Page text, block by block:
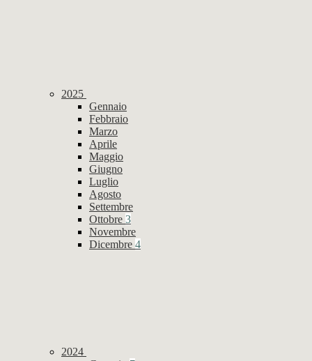
2025
Gennaio
Febbraio
Marzo
Aprile
Maggio
Giugno
Luglio
Agosto
Settembre
Ottobre 3
Novembre
Dicembre 4
2024